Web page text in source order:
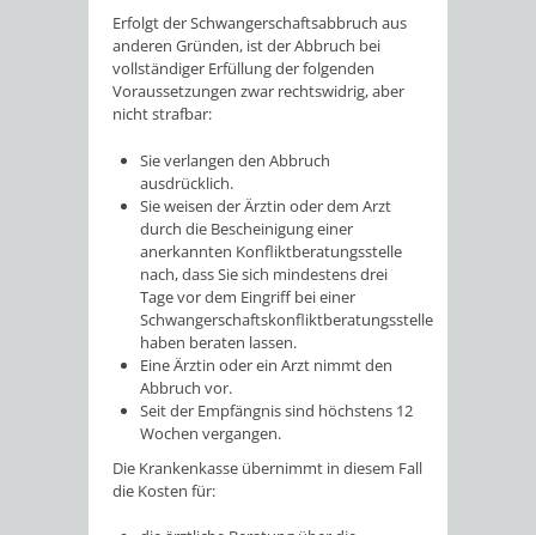
Erfolgt der Schwangerschaftsabbruch aus
anderen Gründen, ist der Abbruch bei
vollständiger Erfüllung der folgenden
Voraussetzungen zwar rechtswidrig, aber
nicht strafbar:
Sie verlangen den Abbruch
ausdrücklich.
Sie weisen der Ärztin oder dem Arzt
durch die Bescheinigung einer
anerkannten Konfliktberatungsstelle
nach, dass Sie sich mindestens drei
Tage vor dem Eingriff bei einer
Schwangerschaftskonfliktberatungsstelle
haben beraten lassen.
Eine Ärztin oder ein Arzt nimmt den
Abbruch vor.
Seit der Empfängnis sind höchstens 12
Wochen vergangen.
Die Krankenkasse übernimmt in diesem Fall
die Kosten für: